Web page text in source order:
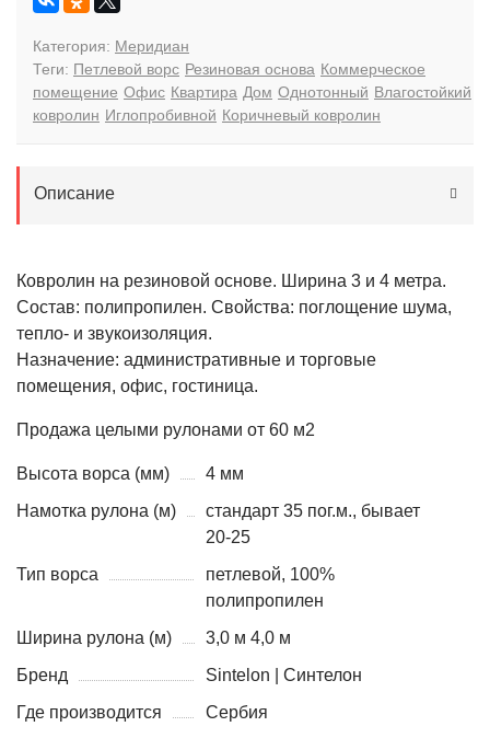
Категория: Меридиан
Теги: Петлевой ворс Резиновая основа Коммерческое
помещение Офис Квартира Дом Однотонный Влагостойкий
ковролин Иглопробивной Коричневый ковролин
Описание
Ковролин на резиновой основе. Ширина 3 и 4 метра.
Состав: полипропилен. Свойства: поглощение шума,
тепло- и звукоизоляция.
Назначение: административные и торговые
помещения, офис, гостиница.
Продажа целыми рулонами от 60 м2
Высота ворса (мм)
4 мм
Намотка рулона (м)
стандарт 35 пог.м., бывает
20-25
Тип ворса
петлевой, 100%
полипропилен
Ширина рулона (м)
3,0 м 4,0 м
Бренд
Sintelon | Синтелон
Где производится
Сербия